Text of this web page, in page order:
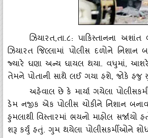
ઝિયારત,તા.૮: પાકિસ્‍તાનના
ઝિયારત જિલ્‍લામાં પોલીસ દળોને નિશાન
જ્‍યારે ઘણા અન્‍ય ઘાયલ થયા. વધુમાં,
તેમને પોતાની સાથે લઈ ગયા હશે, જોકે હજુ
અહેવાલ છે કે માર્યા ગયેલા
ડેમ નજીક એક પોલીસ ચોકીને નિશાન
હુમલાથી વિસ્‍તારમાં ભયનો માહોલ
શરૂ કર્યું હતું. ગુમ થયેલા પોલીસકર્મીઓને